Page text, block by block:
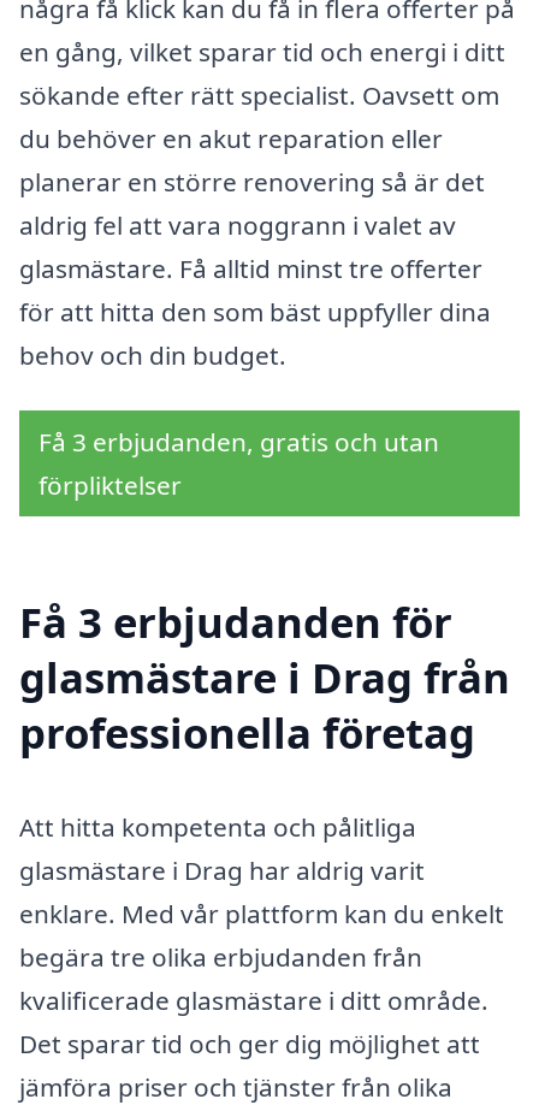
några få klick kan du få in flera offerter på
en gång, vilket sparar tid och energi i ditt
sökande efter rätt specialist. Oavsett om
du behöver en akut reparation eller
planerar en större renovering så är det
aldrig fel att vara noggrann i valet av
glasmästare. Få alltid minst tre offerter
för att hitta den som bäst uppfyller dina
behov och din budget.
Få 3 erbjudanden, gratis och utan
förpliktelser
Få 3 erbjudanden för
glasmästare i Drag från
professionella företag
Att hitta kompetenta och pålitliga
glasmästare i Drag har aldrig varit
enklare. Med vår plattform kan du enkelt
begära tre olika erbjudanden från
kvalificerade glasmästare i ditt område.
Det sparar tid och ger dig möjlighet att
jämföra priser och tjänster från olika